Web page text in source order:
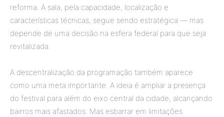
reforma. A sala, pela capacidade, localização e
características técnicas, segue sendo estratégica — mas
depende de uma decisão na esfera federal para que seja
revitalizada.
A descentralização da programação também aparece
como uma meta importante. A ideia é ampliar a presença
do festival para além do eixo central da cidade, alcançando
bairros mais afastados. Mas esbarrar em limitações